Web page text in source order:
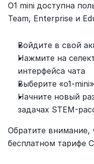
O1 mini доступна
Team, Enterprise и
Войдите в свой
Нажмите на
интерфейса чата
Выберите «o1-
Начните новый
задачах STEM-
Обратите внимание,
бесплатном тарифе